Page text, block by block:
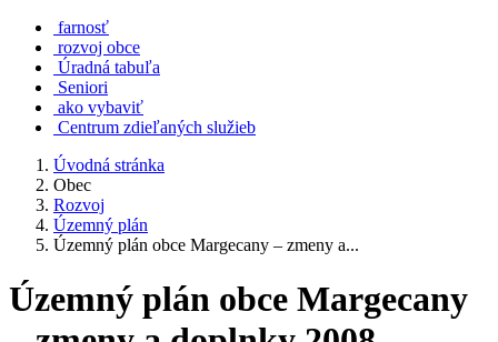
farnosť
rozvoj obce
Úradná tabuľa
Seniori
ako vybaviť
Centrum zdieľaných služieb
Úvodná stránka
Obec
Rozvoj
Územný plán
Územný plán obce Margecany – zmeny a...
Územný plán obce Margecany